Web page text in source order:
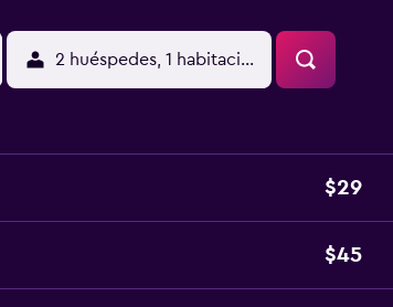
2 huéspedes, 1 habitación
$29
$45